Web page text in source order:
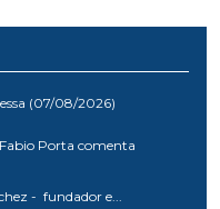
(07/08/2026)
Porta comenta
- fundador e...